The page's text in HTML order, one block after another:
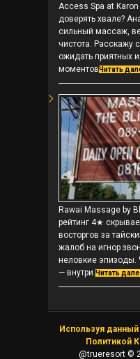
Access Spa at Karon
доверять хвале?
сильный массаж,
чистота. Расскажу
ожидать приятных
моментовЧитать
Rawai Massage by
рейтинг 4★
восторгов за
жалоб на игнор
неловкие
— внутри.Читать
Используя
Политикой
@trueresort ©